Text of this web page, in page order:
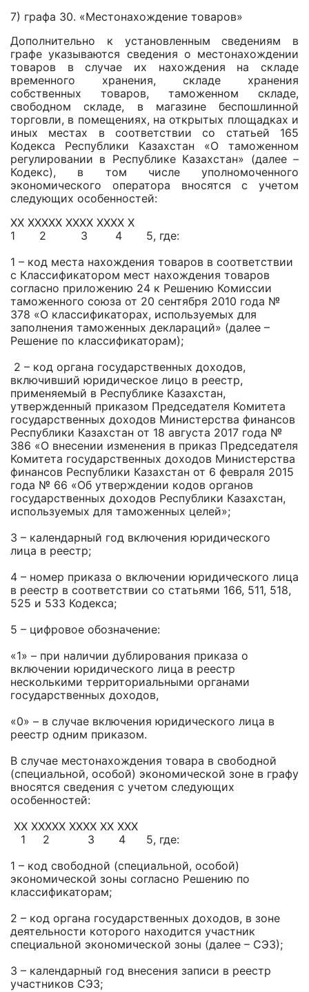
7) графа 30. «Местонахождение товаров»
Дополнительно к установленным сведениям в
графе указываются сведения о местонахождении
товаров в случае их нахождения на складе
временного хранения, складе хранения
собственных товаров, таможенном складе,
свободном складе, в магазине беспошлинной
торговли, в помещениях, на открытых площадках и
иных местах в соответствии со статьей 165
Кодекса Республики Казахстан «О таможенном
регулировании в Республике Казахстан» (далее –
Кодекс), в том числе уполномоченного
экономического оператора вносятся с учетом
следующих особенностей:
ХХ ХХХХХ ХХХХ ХХХХ Х
1 2 3 4 5, где:
1 – код места нахождения товаров в соответствии
с Классификатором мест нахождения товаров
согласно приложению 24 к Решению Комиссии
таможенного союза от 20 сентября 2010 года №
378 «О классификаторах, используемых для
заполнения таможенных деклараций» (далее –
Решение по классификаторам);
2 – код органа государственных доходов,
включивший юридическое лицо в реестр,
применяемый в Республике Казахстан,
утвержденный приказом Председателя Комитета
государственных доходов Министерства финансов
Республики Казахстан от 18 августа 2017 года №
386 «О внесении изменения в приказ Председателя
Комитета государственных доходов Министерства
финансов Республики Казахстан от 6 февраля 2015
года № 66 «Об утверждении кодов органов
государственных доходов Республики Казахстан,
используемых для таможенных целей»;
3 – календарный год включения юридического
лица в реестр;
4 – номер приказа о включении юридического лица
в реестр в соответствии со статьями 166, 511, 518,
525 и 533 Кодекса;
5 – цифровое обозначение:
«1» – при наличии дублирования приказа о
включении юридического лица в реестр
несколькими территориальными органами
государственных доходов,
«0» – в случае включения юридического лица в
реестр одним приказом.
В случае местонахождения товара в свободной
(специальной, особой) экономической зоне в графу
вносятся сведения с учетом следующих
особенностей:
ХХ ХХХХХ ХХХХ ХХ ХХХ
1 2 3 4 5, где:
1 – код свободной (специальной, особой)
экономической зоны согласно Решению по
классификаторам;
2 – код органа государственных доходов, в зоне
деятельности которого находится участник
специальной экономической зоны (далее – СЭЗ);
3 – календарный год внесения записи в реестр
участников СЭЗ;